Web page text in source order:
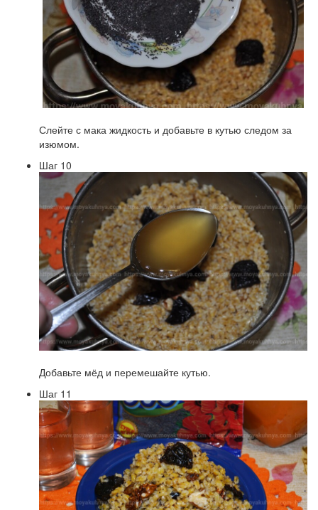
Слейте с мака жидкость и добавьте в кутью следом за
изюмом.
Шаг 10
Добавьте мёд и перемешайте кутью.
Шаг 11